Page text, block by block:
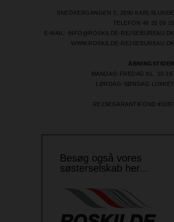
SNEDKERGANGEN 5, 2690 KARLSLUNDE
TELEFON 46 35 08 15
E-MAIL: INFO@ROSKILDE-REJSEBUREAU.DK
WWW.ROSKILDE-REJSEBUREAU.DK
ÅBNINGSTIDER
MANDAG-FREDAG KL. 10-16
LØRDAG-SØNDAG LUKKET
REJSEGARANTIFOND #1097
Besøg også vores
søsterselskab her...